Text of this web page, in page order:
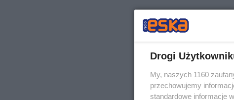
Drogi
My, naszych 1160
przechowujemy
standardowe informacje